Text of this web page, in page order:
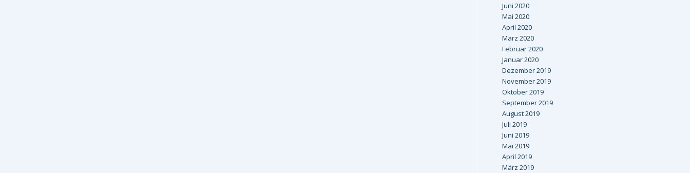
Juni 2020
Mai 2020
April 2020
März 2020
Februar 2020
Januar 2020
Dezember 2019
November 2019
Oktober 2019
September 2019
August 2019
Juli 2019
Juni 2019
Mai 2019
April 2019
März 2019